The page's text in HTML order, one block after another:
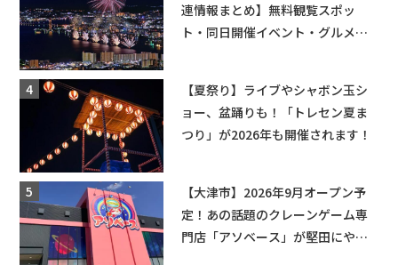
連情報まとめ】無料観覧スポッ
ト・同日開催イベント・グルメマ
【夏祭り】ライブやシャボン玉シ
ョー、盆踊りも！「トレセン夏ま
つり」が2026年も開催されます！
【大津市】2026年9月オープン予
定！あの話題のクレーンゲーム専
門店「アソベース」が堅田にやっ